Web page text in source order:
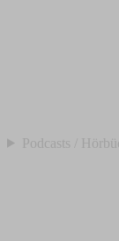
Podcasts /